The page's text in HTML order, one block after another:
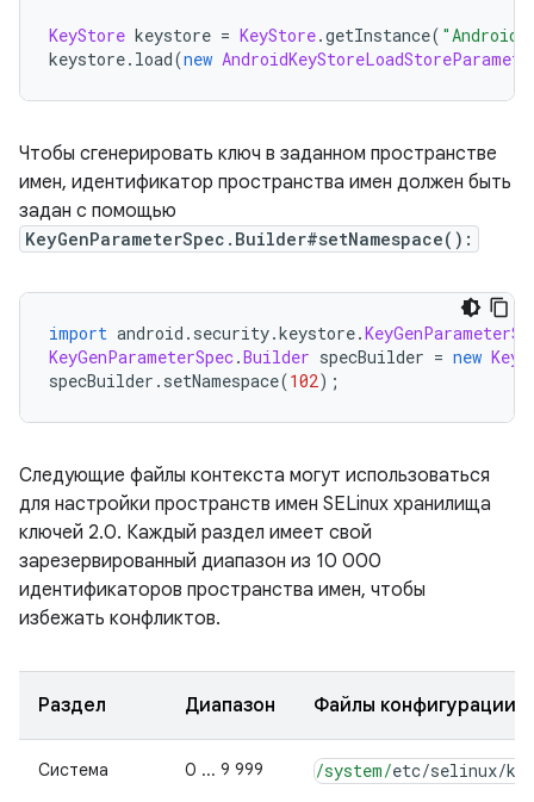
KeyStore keystore = KeyStore.getInstance(
keystore. load(new
Чтобы сгенерировать ключ в заданном пространстве
имен, идентификатор пространства имен должен быть
задан с помощью
KeyGenParameterSpec.Builder#setNamespace():
import android . security.keystore.
KeyGenParameterSpec.Builder specBuilder = new
specBuilder . setNamespace(102);
Следующие файлы контекста могут использоваться
для настройки пространств имен SELinux хранилища
ключей 2.0. Каждый раздел имеет свой
зарезервированный диапазон из 10 000
идентификаторов пространства имен, чтобы
избежать конфликтов.
Раздел Диапазон Файлы конфигурации
Система 0 ... 9 999 /system/etc/selinux/